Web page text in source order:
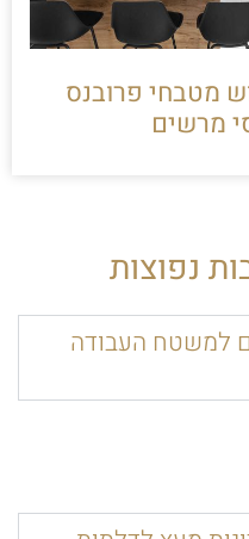
מטבחי פרובנס
מרשים
נפוצות
למשטח העבודה